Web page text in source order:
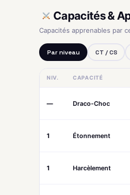
Capacités &
Capacités apprenables par
Par niveau CT / CS
NIV. CAPACITÉ
— Draco-Choc
1 Étonnement
1 Harcèlement